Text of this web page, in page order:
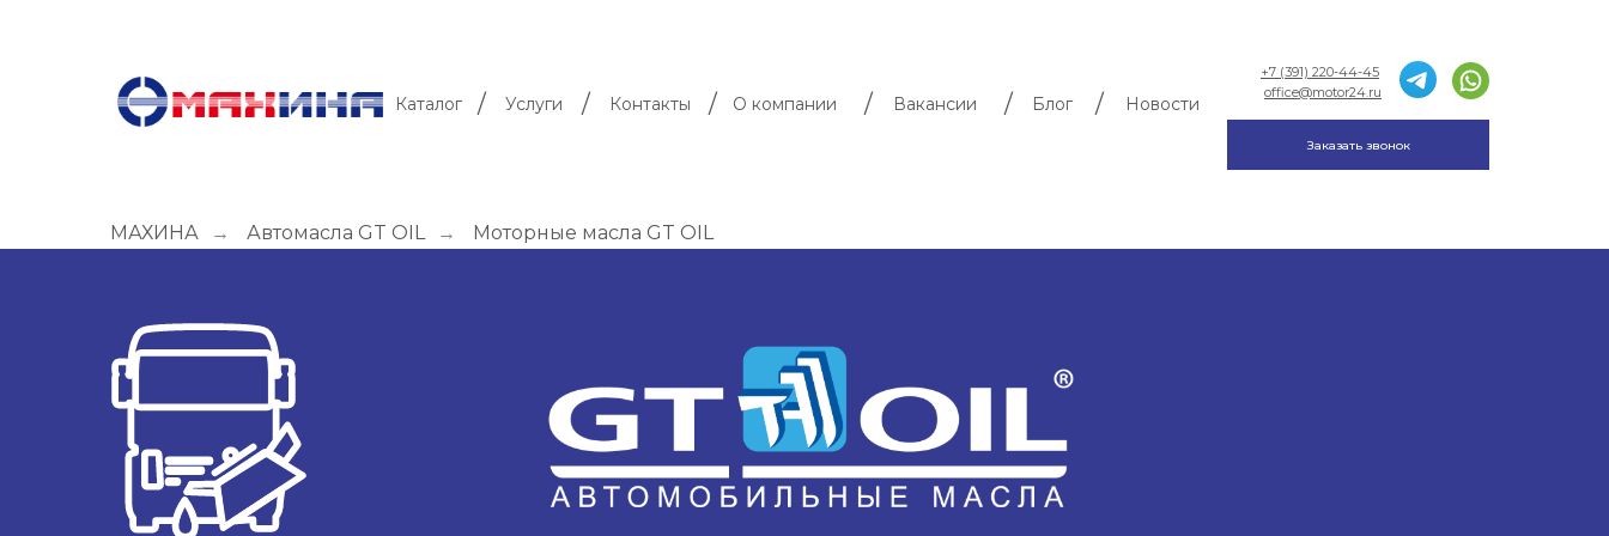
Заказать звонок
+7 (391) 220-44-45
office@motor24.ru
Услуги
Каталог Новости
Блог
/ /
/ / /
/ Контакты Вакансии
О компании
МАХИНА → Автомасла GT OIL → Моторные масла GT OIL